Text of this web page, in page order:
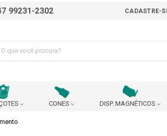
99231-2302 CADASTRE-
CONES DISP. MAGNÉTICOS